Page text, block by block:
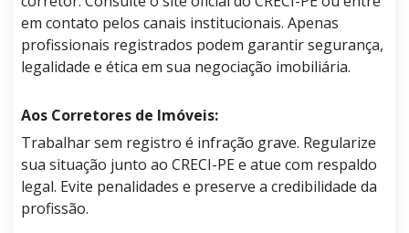
em contato pelos canais institucionais. Apenas
profissionais registrados podem garantir segurança,
legalidade e ética em sua negociação imobiliária.
Aos Corretores de Imóveis:
Trabalhar sem registro é infração grave. Regularize
sua situação junto ao CRECI-PE e atue com respaldo
legal. Evite penalidades e preserve a credibilidade da
profissão.